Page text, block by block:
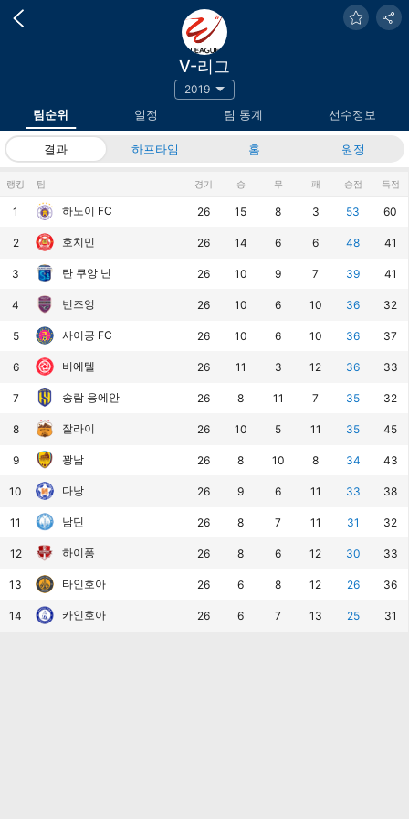
V-리그
2019
팀순위 일정 팀 통계 선수정보
결과 하프타임 홈 원정
랭킹 팀
1 하노이 FC
2 호치민
3 탄 쿠앙 닌
4 빈즈엉
5 사이공 FC
6 비에텔
7 송람 응에안
8 잘라이
9 꽝남
10 다낭
11 남딘
12 하이퐁
13 타인호아
14 카인호아
경기 승 무 패 승점 득점
26 15 8 3 53 60
26 14 6 6 48 41
26 10 9 7 39 41
26 10 6 10 36 32
26 10 6 10 36 37
26 11 3 12 36 33
26 8 11 7 35 32
26 10 5 11 35 45
26 8 10 8 34 43
26 9 6 11 33 38
26 8 7 11 31 32
26 8 6 12 30 33
26 6 8 12 26 36
26 6 7 13 25 31